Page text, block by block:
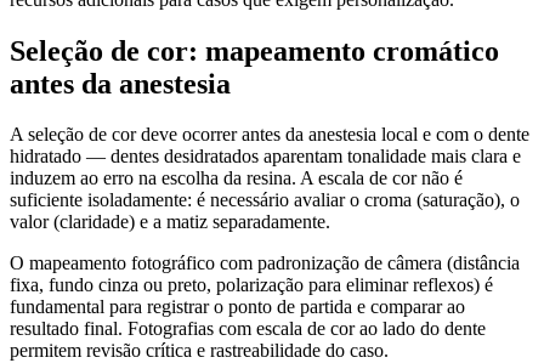
Seleção de cor: mapeamento cromático
antes da anestesia
A seleção de cor deve ocorrer antes da anestesia local e com o dente
hidratado — dentes desidratados aparentam tonalidade mais clara e
induzem ao erro na escolha da resina. A escala de cor não é
suficiente isoladamente: é necessário avaliar o croma (saturação), o
valor (claridade) e a matiz separadamente.
O mapeamento fotográfico com padronização de câmera (distância
fixa, fundo cinza ou preto, polarização para eliminar reflexos) é
fundamental para registrar o ponto de partida e comparar ao
resultado final. Fotografias com escala de cor ao lado do dente
permitem revisão crítica e rastreabilidade do caso.